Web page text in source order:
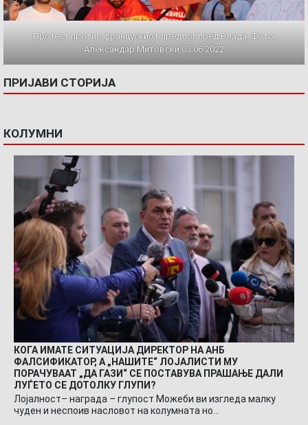
Протест против францускиот предлог пред Влада. Фото:
Александар Митовски,03.06.2022
ПРИЈАВИ СТОРИЈА
КОЛУМНИ
КОГА ИМАТЕ СИТУАЦИЈА ДИРЕКТОР НА АНБ
ФАЛСИФИКАТОР, А „НАШИТЕ“ ЛОЈАЛИСТИ МУ
ПОРАЧУВААТ „ДА ГАЗИ“ СЕ ПОСТАВУВА ПРАШАЊЕ ДАЛИ
ЛУЃЕТО СЕ ДОТОЛКУ ГЛУПИ?
Лојалност– награда – глупост Можеби ви изгледа малку
чуден и неспоив насловот на колумната но…